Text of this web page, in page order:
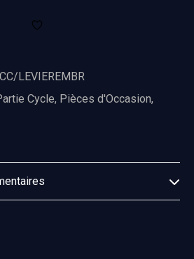
LEVIEREMBR
Cycle, Pièces d'Occasion,